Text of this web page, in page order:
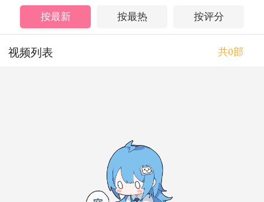
按最新 按最热 按评分
视频列表 共0部